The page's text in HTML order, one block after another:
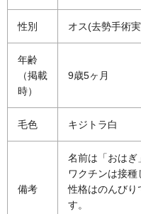
性別 オス(去勢手術
年齢
（掲載
時）
9歳5ヶ月
毛色 キジトラ白
備考
名前は「おはぎ
ワクチンは接種
性格はのんびり
す。